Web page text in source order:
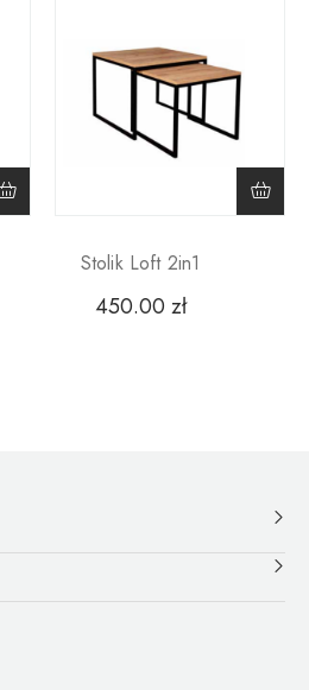
Stolik Loft 2in1
450.00 zł